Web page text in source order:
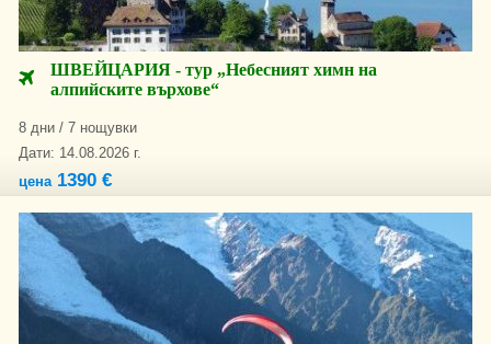
ШВЕЙЦАРИЯ - тур „Небесният химн на
алпийските върхове“
8 дни / 7 нощувки
Дати: 14.08.2026 г.
цена1390 €